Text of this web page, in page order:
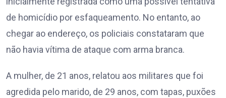
de homicídio por esfaqueamento. No entanto, ao
chegar ao endereço, os policiais constataram que
não havia vítima de ataque com arma branca.
A mulher, de 21 anos, relatou aos militares que foi
agredida pelo marido, de 29 anos, com tapas, puxões